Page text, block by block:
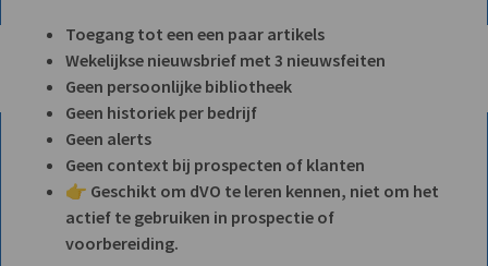
Toegang tot een een paar artikels
Wekelijkse nieuwsbrief met 3 nieuwsfeiten
Geen persoonlijke bibliotheek
Geen historiek per bedrijf
Geen alerts
Geen context bij prospecten of klanten
👉 Geschikt om dVO te leren kennen, niet om het
actief te gebruiken in prospectie of
voorbereiding.